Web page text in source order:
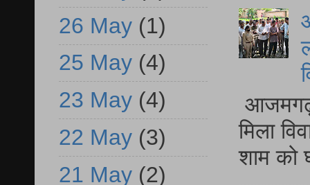
आजमगढ़
मिला
शाम को
26 May (1)
25 May (4)
23 May (4)
22 May (3)
21 May (2)